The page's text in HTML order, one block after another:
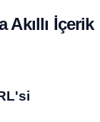
İçerik